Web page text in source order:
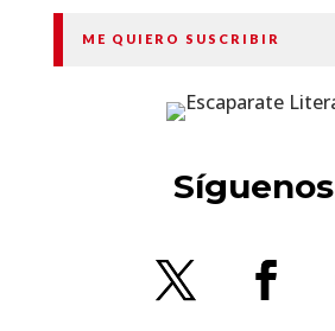
ME QUIERO SUSCRIBIR
Síguenos